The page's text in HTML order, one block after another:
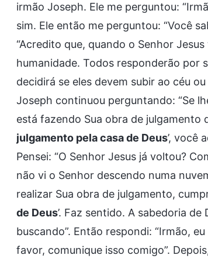
irmão Joseph. Ele me perguntou:
sim. Ele então me perguntou: “Você
“Acredito que, quando o Senhor
humanidade. Todos responderão por
decidirá se eles devem subir ao céu
Joseph continuou perguntando: “Se
está fazendo Sua obra de julgamento
julgamento pela casa de Deus’, você
Pensei: “O Senhor Jesus já voltou?
não vi o Senhor descendo numa
realizar Sua obra de julgamento,
de Deus’. Faz sentido. A sabedoria
buscando”. Então respondi: “Irmão,
favor, comunique isso comigo”.